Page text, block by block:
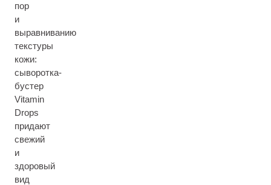
пор
и
выравниванию
текстуры
кожи:
сыворотка-
бустер
Vitamin
Drops
придают
свежий
и
здоровый
вид